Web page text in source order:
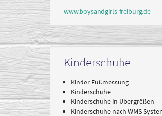
www.boysandgirls-freiburg.de
Kinderschuhe
Kinder Fußmessung
Kinderschuhe
Kinderschuhe in Übergrößen
Kinderschuhe nach WMS-